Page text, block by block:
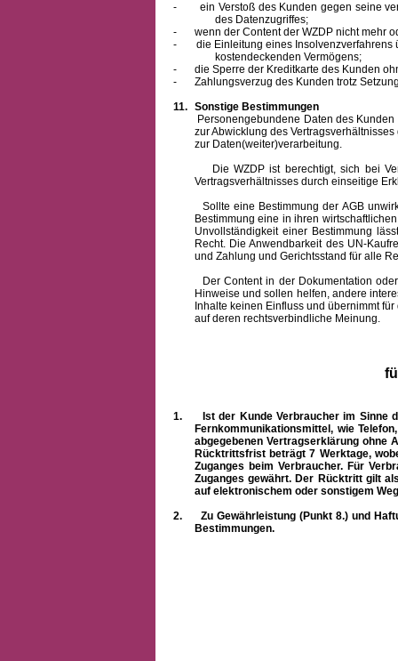
-
ein Verstoß des Kunden gegen seine
des Datenzugriffes;
-
wenn der Content der WZDP nicht mehr
-
die Einleitung eines
kostendeckenden Vermögens;
-
die Sperre der Kreditkarte des Kunden
-
Zahlungsverzug des Kunden trotz
11. Sonstige Bestimmungen
Personengebundene Daten des Kunden
zur Abwicklung des
zur Daten(weiter)verarbeitung.
Die WZDP ist berechtigt, sich bei
Vertragsverhältnisses durch einseitige
Sollte eine Bestimmung der AGB
Bestimmung eine in ihren
Unvollständigkeit einer Bestimmung
Recht. Die Anwendbarkeit des UN-
und Zahlung und Gerichtsstand für alle
Der Content in der Dokumentation oder
Hinweise und sollen helfen, andere
Inhalte keinen Einfluss und übernimmt
auf deren rechtsverbindliche Meinung.
1.
Ist der Kunde Verbraucher im Sinne
Fernkommunikationsmittel, wie
abgegebenen Vertragserklärung ohne
Rücktrittsfrist beträgt 7 Werktage,
Zuganges beim Verbraucher. Für
Zuganges gewährt. Der Rücktritt gilt
auf elektronischem oder sonstigem
2.
Zu Gewährleistung (Punkt 8.) und
Bestimmungen.